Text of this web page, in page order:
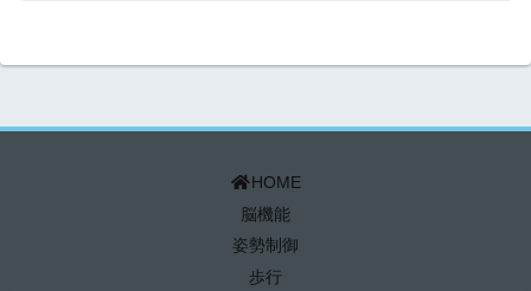
HOME
脳機能
姿勢制御
歩行